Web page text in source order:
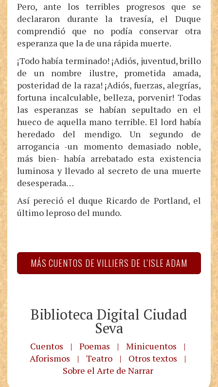
Pero, ante los terribles progresos que se
declararon durante la travesía, el Duque
comprendió que no podía conservar otra
esperanza que la de una rápida muerte.
¡Todo había terminado! ¡Adiós, juventud, brillo
de un nombre ilustre, prometida amada,
posteridad de la raza! ¡Adiós, fuerzas, alegrías,
fortuna incalculable, belleza, porvenir! Todas
las esperanzas se habían sepultado en el
hueco de aquella mano terrible. El lord había
heredado del mendigo. Un segundo de
arrogancia -un momento demasiado noble,
más bien- había arrebatado esta existencia
luminosa y llevado al secreto de una muerte
desesperada…
Así pereció el duque Ricardo de Portland, el
último leproso del mundo.
MÁS CUENTOS DE VILLIERS DE L’ISLE ADAM
Biblioteca Digital Ciudad
Seva
Cuentos | Poemas | Minicuentos
|
Aforismos
| Teatro | Otros textos
|
Sobre el Arte de Narrar